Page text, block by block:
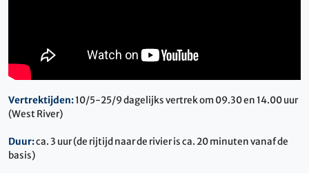
Vertrektijden:10/5-25/9 dagelijks vertrek om 09.30 en 14.00 uur
(West River)
Duur:ca. 3 uur (de rijtijd naar de rivier is ca. 20 minuten vanaf de
basis)